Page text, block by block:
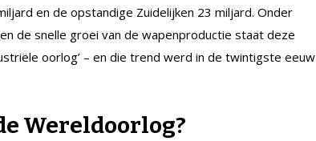
en de opstandige Zuidelijken 23 miljard. Onder
de snelle groei van de wapenproductie staat deze
oorlog’ – en die trend werd in de twintigste eeuw
Wereldoorlog?